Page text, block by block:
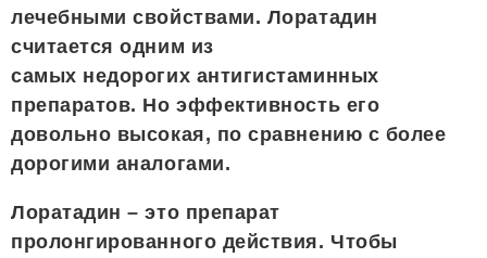
лечебными свойствами. Лоратадин
считается одним из
самых недорогих антигистаминных
препаратов. Но эффективность его
довольно высокая, по сравнению с более
дорогими аналогами.
Лоратадин – это препарат
пролонгированного действия. Чтобы